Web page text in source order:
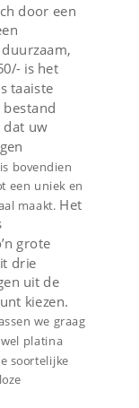
door een
is het
taaiste
dat uw
bovendien
een uniek en
maakt. Het
grote
drie
uit de
kiezen.
we graag
platina
soortelijke